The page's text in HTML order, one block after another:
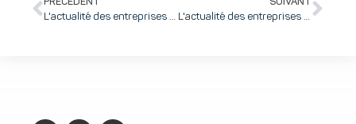
L'actualité des entreprises d'inovallée : Equoranda vous invite à un petit-déjeuner "Engagez-vous !" mardi 16 juin
L'actualité des entreprises d'inovallée : Alpes Instruments a ouvert ses portes au public les 18 et 19 mai derniers